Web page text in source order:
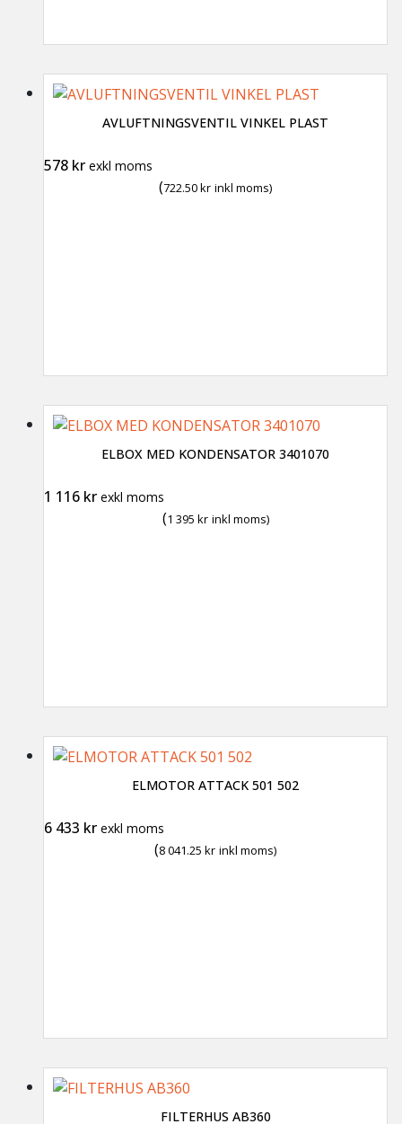
AVLUFTNINGSVENTIL VINKEL PLAST
578 kr exkl moms
(722.50kr inkl moms)
ELBOX MED KONDENSATOR 3401070
1 116 kr exkl moms
(1 395 kr inkl moms)
ELMOTOR ATTACK 501 502
6 433 kr exkl moms
(8 041.25 kr inkl moms)
FILTERHUS AB360